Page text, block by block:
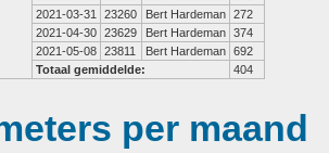
2021-03-31
23260 Bert Hardeman 272
2021-04-30 23629 Bert Hardeman 374
2021-05-08 23811 Bert Hardeman 692
Totaal gemiddelde:
404
per maand